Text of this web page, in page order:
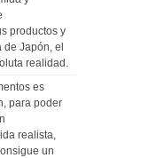
productos y
Japón, el
realidad.
es
para poder
realista,
un